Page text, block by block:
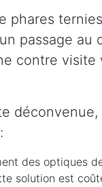
phares
passage au
contre visite
déconvenue,
des optiques
solution est